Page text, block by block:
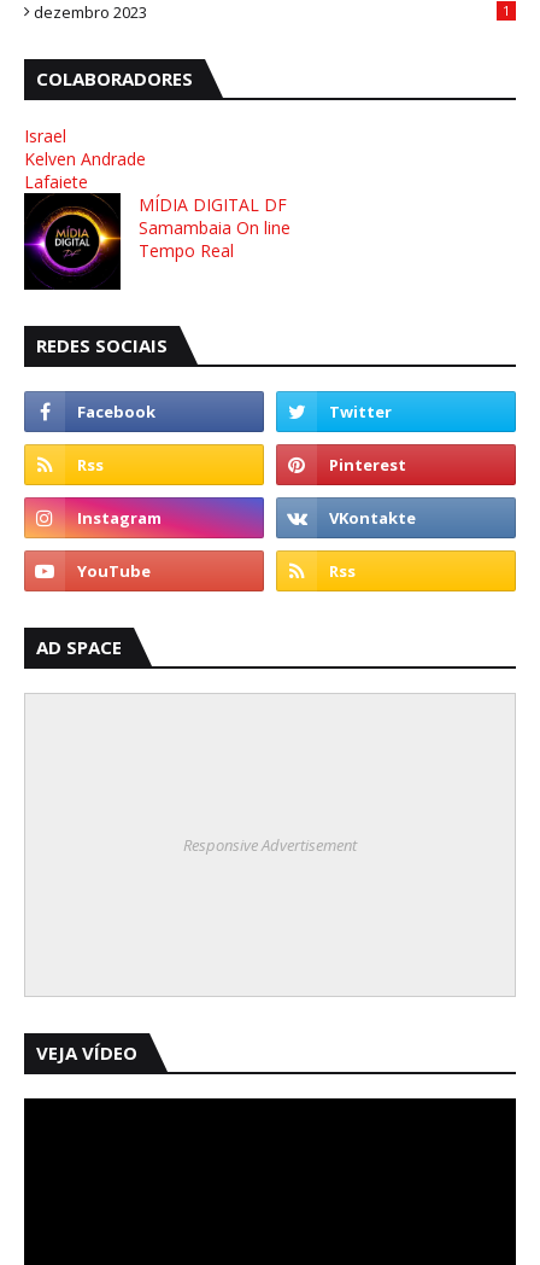
dezembro 2023 1
COLABORADORES
Israel
Kelven Andrade
Lafaiete
MÍDIA DIGITAL DF
Samambaia On line
Tempo Real
REDES SOCIAIS
AD SPACE
Responsive Advertisement
VEJA VÍDEO